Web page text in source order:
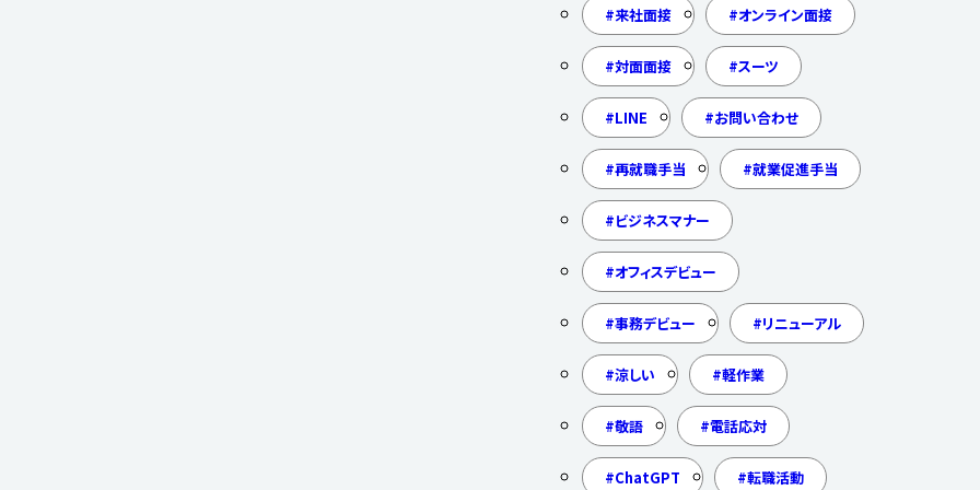
来社面接 オンライン面接
対面面接 スーツ
LINE お問い合わせ
再就職手当 就業促進手当
ビジネスマナー
オフィスデビュー
事務デビュー リニューアル
涼しい 軽作業
敬語 電話応対
ChatGPT 転職活動